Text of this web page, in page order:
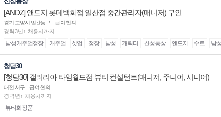
[ANDZ] 앤드지 롯데백화점 일산점 중간관리자(매니저) 구인
경기 고양시 일산동구
급여협의
경력3년↑ 채용시까지
남성캐주얼정장 캐주얼 셋업 정장 남성 캐릭터 신성통상 앤드지 수트 남
청담30
[청담30] 갤러리아 타임월드점 뷰티 컨설턴트(매니저, 주니어, 시니어)
채용
대전 서구
급여협의
경력년↑ 채용시까지
뷰티화장품